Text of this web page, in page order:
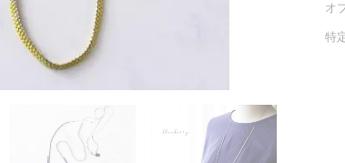
オ
特